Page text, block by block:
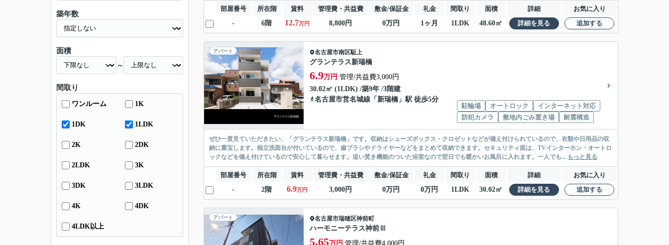
部屋番号 所在階 賃料 管理費・共益費 敷金/保証金 礼金 間取り 面積 詳細
お気に入り
-
6階 12.7万円 8,800円 0万円 1ヶ月 1LDK 48.60㎡ 詳細を見る 追加する
アパート 名古屋市南区駈上
グランテラス新瑞橋
6.9万円 管理/共益費3,000円
30.02㎡ (1LDK) /築9年 /3階建
名古屋市営名城線 「 新瑞橋 」駅 徒歩5分
駐輪場
オートロック
インターネット対応
防犯カメラ
敷地内ごみ置き場 耐震構造
ぜひ一度見ていただきたい、「グランテラス新瑞橋」です。収納はシューズボックス・クロゼットなどが備え付けられているので、衣類や日用品の収
納に重宝します。独立洗面台が付いているので、歯ブラシやドライヤーなどをまとめて収納できます。セキュリティ面は、TVインターホン・オートロ
ックなどを備え付けているので安心して暮らせます。追い焚き機能のついた浴室なので翌日でも暖かいお風呂に入れます。一人でも... もっと見る
部屋番号 所在階 賃料 管理費・共益費 敷金/保証金 礼金 間取り 面積 詳細
お気に入り
-
2階 6.9万円 3,000円 0万円 0万円 1LDK 30.02㎡ 詳細を見る 追加する
アパート 名古屋市瑞穂区神前町
ハーモニーテラス神前Ⅲ
5.65万円 管理/共益費4,000円
築年数
面積
～
間取り
ワンルーム 1K
1DK 1LDK
2K 2DK
2LDK 3K
3DK 3LDK
4K 4DK
4LDK以上